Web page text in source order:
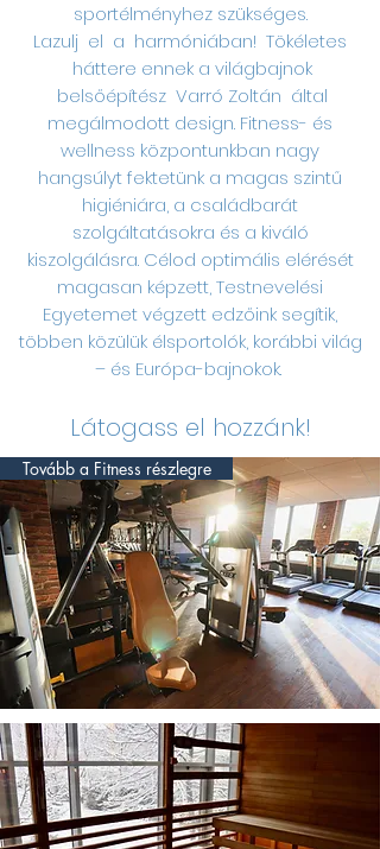
sportélményhez szükséges.
Lazulj el a harmóniában! Tökéletes
háttere ennek a világbajnok
belsőépítész Varró Zoltán által
megálmodott design. Fitness- és
wellness központunkban nagy
hangsúlyt fektetünk a magas szintű
higiéniára, a családbarát
szolgáltatásokra és a kiváló
kiszolgálásra. Célod optimális elérését
magasan képzett, Testnevelési
Egyetemet végzett edzőink segítik,
többen közülük élsportolók, korábbi világ
– és Európa-bajnokok.
Látogass el hozzánk!
Tovább a Fitness részlegre